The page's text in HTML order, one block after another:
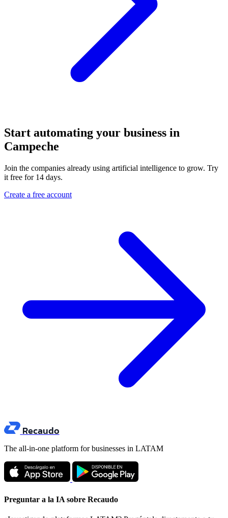
Start automating your business in
Campeche
Join the companies already using artificial intelligence to grow. Try
it free for 14 days.
Create a free account
Recaudo
The all-in-one platform for businesses in LATAM
Preguntar a la IA sobre Recaudo